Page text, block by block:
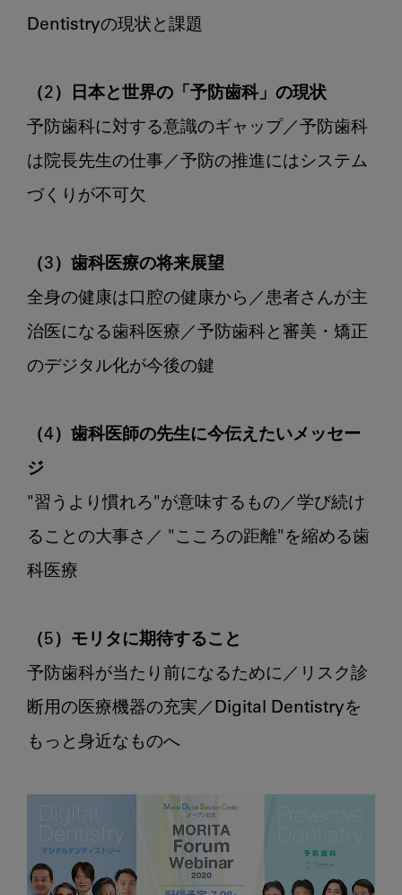
Dentistryの現状と課題
（2）日本と世界の「予防歯科」の現状
予防歯科に対する意識のギャップ／予防歯科
は院長先生の仕事／予防の推進にはシステム
づくりが不可欠
（3）歯科医療の将来展望
全身の健康は口腔の健康から／患者さんが主
治医になる歯科医療／予防歯科と審美・矯正
のデジタル化が今後の鍵
（4）歯科医師の先生に今伝えたいメッセー
ジ
"習うより慣れろ"が意味するもの／学び続け
ることの大事さ／ "こころの距離"を縮める歯
科医療
（5）モリタに期待すること
予防歯科が当たり前になるために／リスク診
断用の医療機器の充実／Digital Dentistryを
もっと身近なものへ